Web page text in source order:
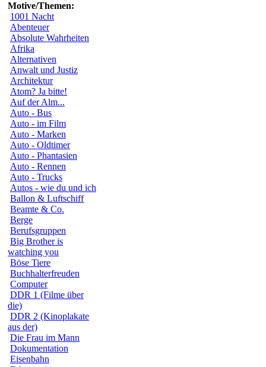
Motive/Themen:
1001 Nacht
Abenteuer
Absolute Wahrheiten
Afrika
Alternativen
Anwalt und Justiz
Architektur
Atom? Ja bitte!
Auf der Alm...
Auto - Bus
Auto - im Film
Auto - Marken
Auto - Oldtimer
Auto - Phantasien
Auto - Rennen
Auto - Trucks
Autos - wie du und ich
Ballon & Luftschiff
Beamte & Co.
Berge
Berufsgruppen
Big Brother is
watching you
Böse Tiere
Buchhalterfreuden
Computer
DDR 1 (Filme über
die)
DDR 2 (Kinoplakate
aus der)
Die Frau im Mann
Dokumentation
Eisenbahn